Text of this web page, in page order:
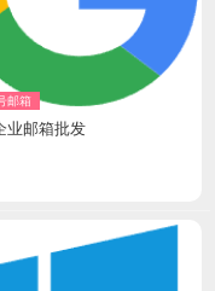
邮箱
业邮箱批发